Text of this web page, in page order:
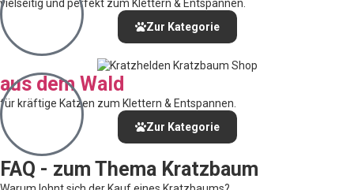
vielseitig und perfekt zum Klettern & Entspannen.
Zur Kategorie
aus dem Wald
für kräftige Katzen zum Klettern & Entspannen.
Zur Kategorie
FAQ - zum Thema Kratzbaum